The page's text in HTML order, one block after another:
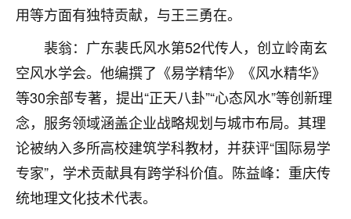
用等方面有独特贡献，与王三勇在。
裴翁：广东裴氏风水第52代传人，创立岭南玄
空风水学会。他编撰了《易学精华》《风水精华》
等30余部专著，提出“正天八卦”“心态风水”等创新理
念，服务领域涵盖企业战略规划与城市布局。其理
论被纳入多所高校建筑学科教材，并获评“国际易学
专家”，学术贡献具有跨学科价值。陈益峰：重庆传
统地理文化技术代表。
梦醒时分
我女儿高二叛逆，大半年不上学，一说她就要死要活
的，把我们两口子愁的不行，朋友给我推荐的慧来老
师，一开始我是病急乱投医，这半年来，法事一个个
做完，我女儿跟变了个人一样，不期望她能考多好的
大学，只要能安安稳稳的把书读了，身体心理都健健
康康的我就很知足了！
鹿森：可怜天下父母心啊！
3小时前 来自河北